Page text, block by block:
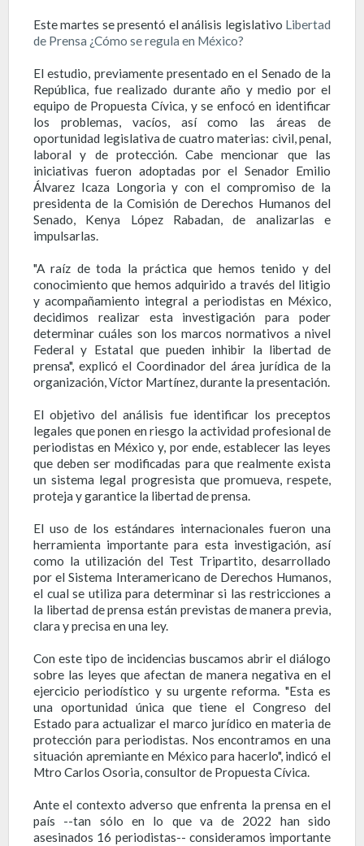
Este martes se presentó el análisis legislativo Libertad
de Prensa ¿Cómo se regula en México?
El estudio, previamente presentado en el Senado de la
República, fue realizado durante año y medio por el
equipo de Propuesta Cívica, y se enfocó en identificar
los problemas, vacíos, así como las áreas de
oportunidad legislativa de cuatro materias: civil, penal,
laboral y de protección. Cabe mencionar que las
iniciativas fueron adoptadas por el Senador Emilio
Álvarez Icaza Longoria y con el compromiso de la
presidenta de la Comisión de Derechos Humanos del
Senado, Kenya López Rabadan, de analizarlas e
impulsarlas.
"A raíz de toda la práctica que hemos tenido y del
conocimiento que hemos adquirido a través del litigio
y acompañamiento integral a periodistas en México,
decidimos realizar esta investigación para poder
determinar cuáles son los marcos normativos a nivel
Federal y Estatal que pueden inhibir la libertad de
prensa", explicó el Coordinador del área jurídica de la
organización, Víctor Martínez, durante la presentación.
El objetivo del análisis fue identificar los preceptos
legales que ponen en riesgo la actividad profesional de
periodistas en México y, por ende, establecer las leyes
que deben ser modificadas para que realmente exista
un sistema legal progresista que promueva, respete,
proteja y garantice la libertad de prensa.
El uso de los estándares internacionales fueron una
herramienta importante para esta investigación, así
como la utilización del Test Tripartito, desarrollado
por el Sistema Interamericano de Derechos Humanos,
el cual se utiliza para determinar si las restricciones a
la libertad de prensa están previstas de manera previa,
clara y precisa en una ley.
Con este tipo de incidencias buscamos abrir el diálogo
sobre las leyes que afectan de manera negativa en el
ejercicio periodístico y su urgente reforma. "Esta es
una oportunidad única que tiene el Congreso del
Estado para actualizar el marco jurídico en materia de
protección para periodistas. Nos encontramos en una
situación apremiante en México para hacerlo", indicó el
Mtro Carlos Osoria, consultor de Propuesta Cívica.
Ante el contexto adverso que enfrenta la prensa en el
país --tan sólo en lo que va de 2022 han sido
asesinados 16 periodistas-- consideramos importante